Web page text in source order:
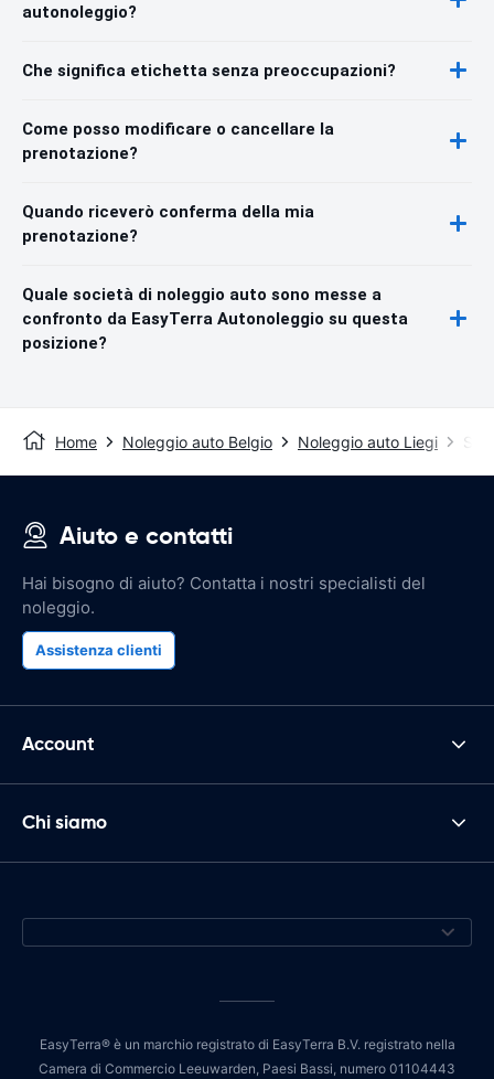
autonoleggio?
Che significa etichetta senza preoccupazioni?
Come posso modificare o cancellare la
prenotazione?
Quando riceverò conferma della mia
prenotazione?
Quale società di noleggio auto sono messe a
confronto da EasyTerra Autonoleggio su questa
posizione?
Home Noleggio auto Belgio Noleggio auto Liegi
Aiuto e contatti
Hai bisogno di aiuto? Contatta i nostri specialisti del
noleggio.
Assistenza clienti
Account
Chi siamo
EasyTerra® è un marchio registrato di EasyTerra B.V. registrato nella
Camera di Commercio Leeuwarden, Paesi Bassi, numero 01104443